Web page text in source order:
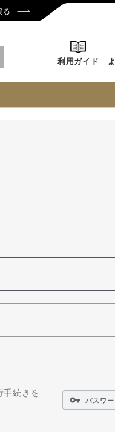
る
利用ガイド
手続きを
vpn_key パスワ